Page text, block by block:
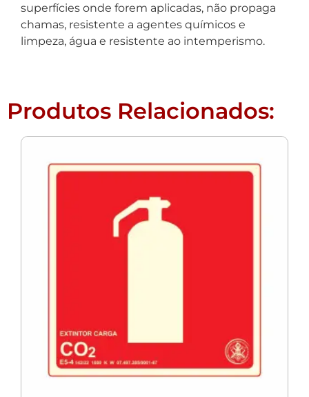
superfícies onde forem aplicadas, não propaga
chamas, resistente a agentes químicos e
limpeza, água e resistente ao intemperismo.
Produtos Relacionados: